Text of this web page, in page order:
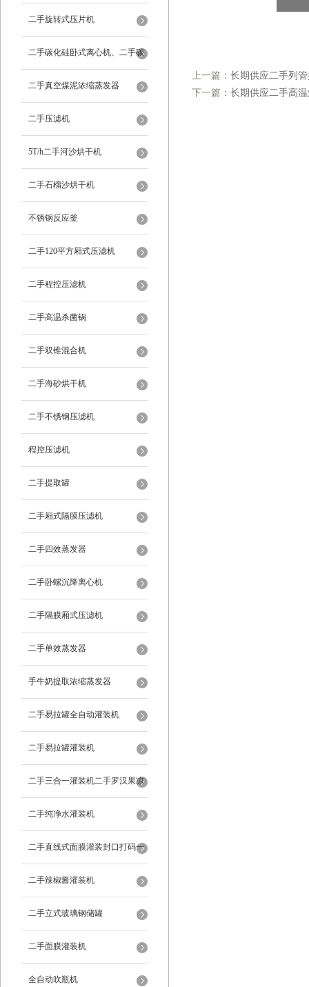
二手旋转式压片机
二手碳化硅卧式离心机、二手碳
化硅分级机、二手碳化硅水洗离
心机
二手真空煤泥浓缩蒸发器
二手压滤机
5T/h二手河沙烘干机
二手石榴沙烘干机
不锈钢反应釜
二手120平方厢式压滤机
二手程控压滤机
二手高温杀菌锅
二手双锥混合机
二手海砂烘干机
二手不锈钢压滤机
程控压滤机
二手提取罐
二手厢式隔膜压滤机
二手四效蒸发器
二手卧螺沉降离心机
二手隔膜厢式压滤机
二手单效蒸发器
手牛奶提取浓缩蒸发器
二手易拉罐全自动灌装机
二手易拉罐灌装机
二手三合一灌装机二手罗汉果凉
茶灌装机
二手纯净水灌装机
二手直线式面膜灌装封口打码一
体机
二手辣椒酱灌装机
二手立式玻璃钢储罐
二手面膜灌装机
全自动吹瓶机
上一篇： 长期供应二手列
下一篇： 长期供应二手高